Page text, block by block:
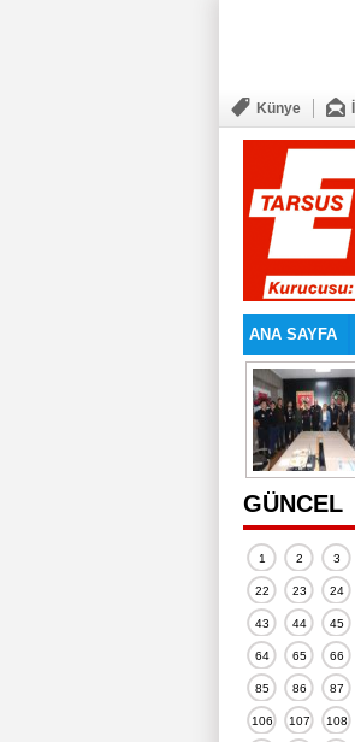
Künye
ANA SAYFA
GÜNCEL
1 2 3
22 23 24
43 44 45
64 65 66
85 86 87
106 107 108